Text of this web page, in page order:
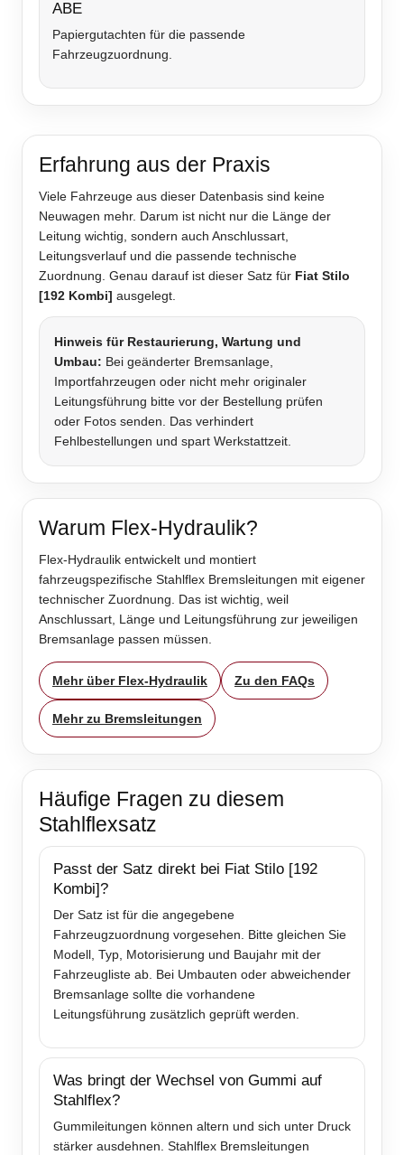
ABE
Papiergutachten für die passende
Fahrzeugzuordnung.
Erfahrung aus der Praxis
Viele Fahrzeuge aus dieser Datenbasis sind keine
Neuwagen mehr. Darum ist nicht nur die Länge der
Leitung wichtig, sondern auch Anschlussart,
Leitungsverlauf und die passende technische
Zuordnung. Genau darauf ist dieser Satz für Fiat Stilo
[192 Kombi] ausgelegt.
Hinweis für Restaurierung, Wartung und
Umbau: Bei geänderter Bremsanlage,
Importfahrzeugen oder nicht mehr originaler
Leitungsführung bitte vor der Bestellung prüfen
oder Fotos senden. Das verhindert
Fehlbestellungen und spart Werkstattzeit.
Warum Flex-Hydraulik?
Flex-Hydraulik entwickelt und montiert
fahrzeugspezifische Stahlflex Bremsleitungen mit eigener
technischer Zuordnung. Das ist wichtig, weil
Anschlussart, Länge und Leitungsführung zur jeweiligen
Bremsanlage passen müssen.
Mehr über Flex-Hydraulik Zu den FAQs
Mehr zu Bremsleitungen
Häufige Fragen zu diesem
Stahlflexsatz
Passt der Satz direkt bei Fiat Stilo [192
Kombi]?
Der Satz ist für die angegebene
Fahrzeugzuordnung vorgesehen. Bitte gleichen Sie
Modell, Typ, Motorisierung und Baujahr mit der
Fahrzeugliste ab. Bei Umbauten oder abweichender
Bremsanlage sollte die vorhandene
Leitungsführung zusätzlich geprüft werden.
Was bringt der Wechsel von Gummi auf
Stahlflex?
Gummileitungen können altern und sich unter Druck
stärker ausdehnen. Stahlflex Bremsleitungen